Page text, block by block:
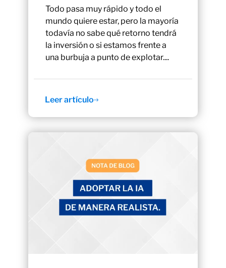
Todo pasa muy rápido y todo el
mundo quiere estar, pero la mayoría
todavía no sabe qué retorno tendrá
la inversión o si estamos frente a
una burbuja a punto de explotar....
Leer artículo